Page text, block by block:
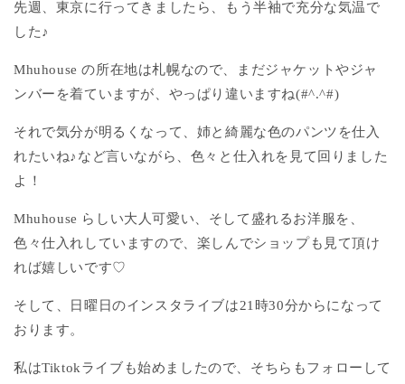
先週、東京に行ってきましたら、もう半袖で充分な気温で
した♪
Mhuhouse の所在地は札幌なので、まだジャケットやジャ
ンバーを着ていますが、やっぱり違いますね(#^.^#)
それで気分が明るくなって、姉と綺麗な色のパンツを仕入
れたいね♪など言いながら、色々と仕入れを見て回りました
よ！
Mhuhouse らしい大人可愛い、そして盛れるお洋服を、
色々仕入れしていますので、楽しんでショップも見て頂け
れば嬉しいです♡
そして、日曜日のインスタライブは21時30分からになって
おります。
私はTiktokライブも始めましたので、そちらもフォローして